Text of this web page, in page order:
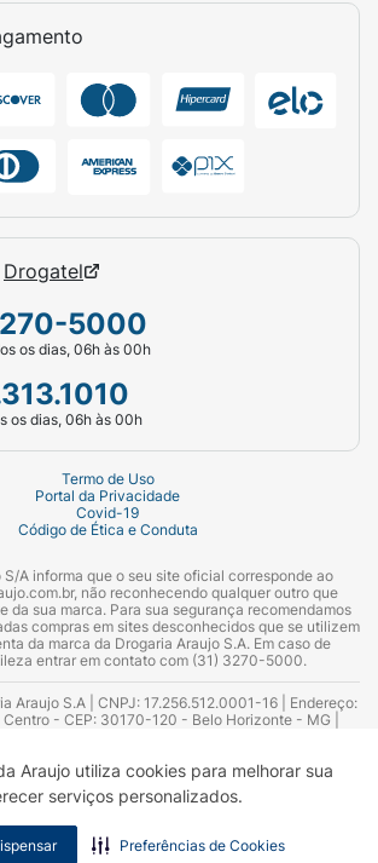
Araujo utiliza cookies para melhorar sua
serviços personalizados.
Preferências de Cookies
Drogatel
5000
os dias, 06h às 00h
os dias, 06h às 00h
Termo de Uso
Portal da Privacidade
Covid-19
Código de Ética e Conduta
S/A informa que o seu site oficial corresponde ao
não reconhecendo qualquer outro que
da sua marca. Para sua segurança recomendamos
compras em sites desconhecidos que se utilizem
da marca da Drogaria Araujo S.A. Em caso de
entrar em contato com (31) 3270-5000.
Araujo S.A | CNPJ: 17.256.512.0001-16 | Endereço:
- CEP: 30170-120 - Belo Horizonte - MG |
CRF 10.965 | Yasmin Silva Alvarenga – CRF 52.584 -
Thiago Aguiar Pinheiro - CRF Nº 13.748. Alvará
| Autorização de Funcionamento da Empresa (AFE):